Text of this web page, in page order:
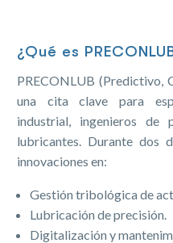
¿Qué es
PRECONLUB (Predictivo,
una cita clave para
industrial, ingenieros
lubricantes. Durante dos
innovaciones en:
Gestión tribológica de
Lubricación de precisión.
Digitalización y